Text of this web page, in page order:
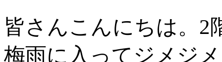
皆さんこんにちは。 2
梅雨に入ってジメジ